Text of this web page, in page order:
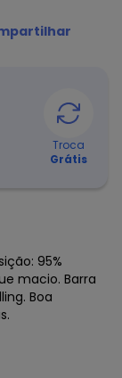
Troca
Grátis
95%
macio. Barra
Boa
Rosa